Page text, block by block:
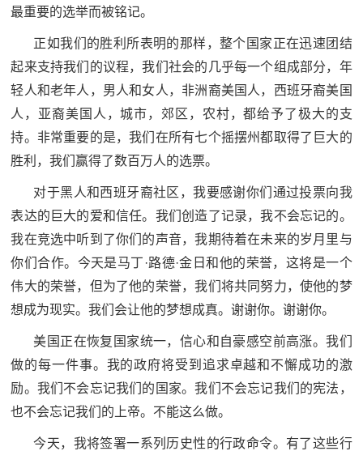
旅
于
我
们
最重要的选举而被铭记。
正如我们的胜利所表明的那样，整个国家正在迅速团结
起来支持我们的议程，我们社会的几乎每一个组成部分，年
轻人和老年人，男人和女人，非洲裔美国人，西班牙裔美国
人，亚裔美国人，城市，郊区，农村，都给予了极大的支
持。非常重要的是，我们在所有七个摇摆州都取得了巨大的
胜利，我们赢得了数百万人的选票。
对于黑人和西班牙裔社区，我要感谢你们通过投票向我
表达的巨大的爱和信任。我们创造了记录，我不会忘记的。
我在竞选中听到了你们的声音，我期待着在未来的岁月里与
你们合作。今天是马丁·路德·金日和他的荣誉，这将是一个
伟大的荣誉，但为了他的荣誉，我们将共同努力，使他的梦
想成为现实。我们会让他的梦想成真。谢谢你。谢谢你。
美国正在恢复国家统一，信心和自豪感空前高涨。我们
做的每一件事。我的政府将受到追求卓越和不懈成功的激
励。我们不会忘记我们的国家。我们不会忘记我们的宪法，
也不会忘记我们的上帝。不能这么做。
今天，我将签署一系列历史性的行政命令。有了这些行